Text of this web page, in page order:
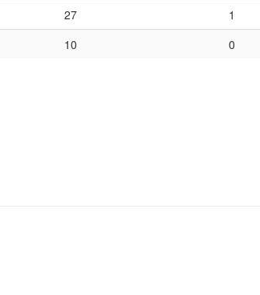
27 1
10 0